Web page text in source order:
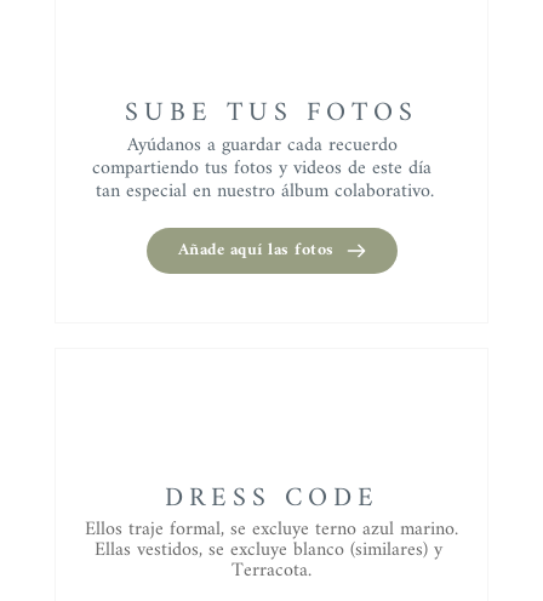
SUBE TUS FOTOS
Ayúdanos a guardar cada recuerdo
compartiendo tus fotos y videos de este día
tan especial en nuestro álbum colaborativo.
Añade aquí las fotos
DRESS CODE
Ellos traje formal, se excluye terno azul marino.
Ellas vestidos, se excluye blanco (similares) y
Terracota.